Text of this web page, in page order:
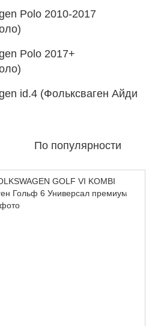
Polo 2010-2017
Polo 2017+
id.4 (Фольксваген Айди
По популярности